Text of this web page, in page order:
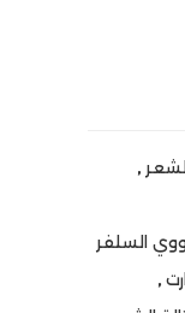
,
السلفر
,